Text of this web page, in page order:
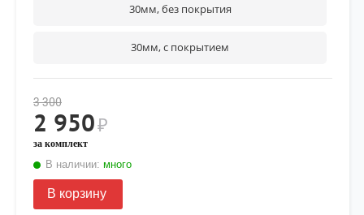
30мм, без покрытия
30мм, с покрытием
3 300
2 950₽
за комплект
В наличии: много
В корзину